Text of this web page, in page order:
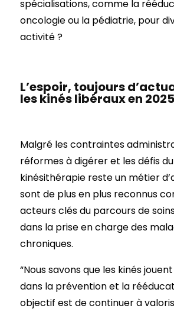
spécialisations, comme la
oncologie ou la pédiatrie, pour
activité ?
L’espoir, toujours
les kinés libéraux en 2025
Malgré les contraintes
réformes à digérer et les défis
kinésithérapie reste un métier
sont de plus en plus reconnus
acteurs clés du parcours de
dans la prise en charge des
chroniques.
“Nous savons que les kinés
dans la prévention et la
objectif est de continuer à